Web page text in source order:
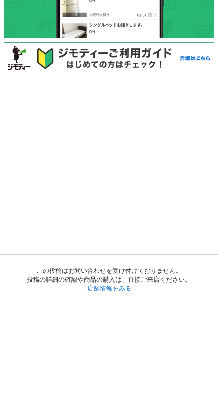
この投稿はお問い合わせを受け付けておりません。
投稿の詳細の確認や商品の購入は、直接ご来店ください。
店舗情報をみる